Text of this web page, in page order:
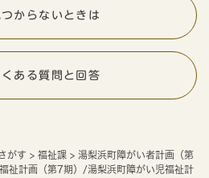
がす > 福祉課 > 湯梨浜町障がい者計画（第
祉計画（第7期）/湯梨浜町障がい児福祉計
つからないときは
くある質問と回答